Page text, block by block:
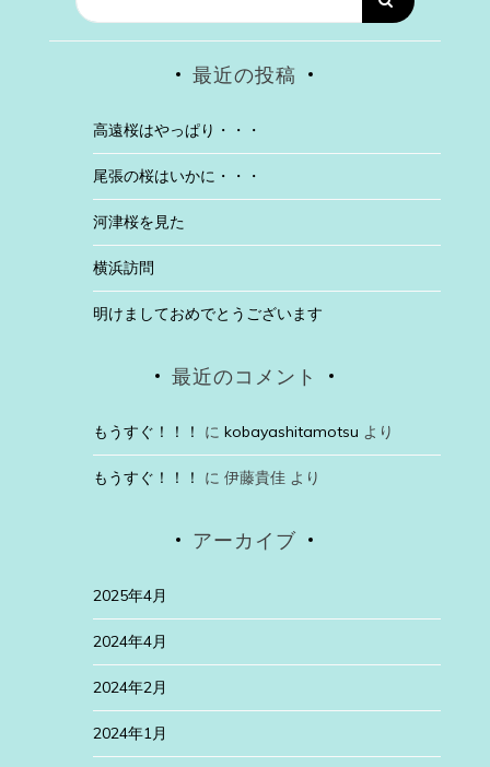
最近の投稿
高遠桜はやっぱり・・・
尾張の桜はいかに・・・
河津桜を見た
横浜訪問
明けましておめでとうございます
最近のコメント
もうすぐ！！！ に kobayashitamotsu より
もうすぐ！！！ に 伊藤貴佳より
アーカイブ
2025年4月
2024年4月
2024年2月
2024年1月